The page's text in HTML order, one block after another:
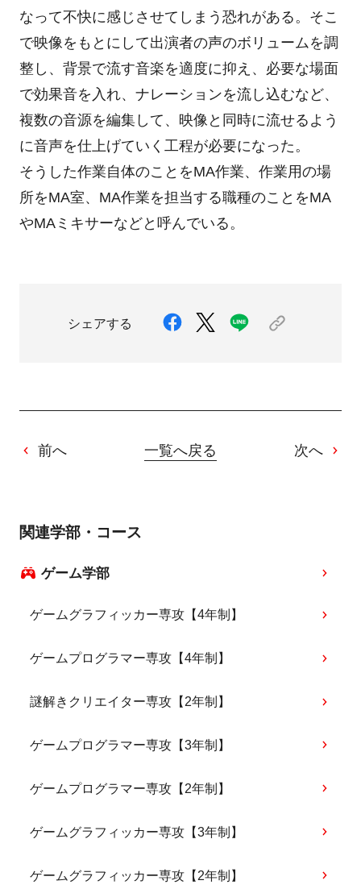
なって不快に感じさせてしまう恐れがある。そこ
で映像をもとにして出演者の声のボリュームを調
整し、背景で流す音楽を適度に抑え、必要な場面
で効果音を入れ、ナレーションを流し込むなど、
複数の音源を編集して、映像と同時に流せるよう
に音声を仕上げていく工程が必要になった。
そうした作業自体のことをMA作業、作業用の場
所をMA室、MA作業を担当する職種のことをMA
やMAミキサーなどと呼んでいる。
シェアする
前へ 一覧へ戻る 次へ
関連学部・コース
ゲーム学部
ゲームグラフィッカー専攻【4年制】
ゲームプログラマー専攻【4年制】
謎解きクリエイター専攻【2年制】
ゲームプログラマー専攻【3年制】
ゲームプログラマー専攻【2年制】
ゲームグラフィッカー専攻【3年制】
ゲームグラフィッカー専攻【2年制】